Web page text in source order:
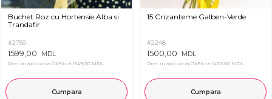
Buchet Roz cu Hortensie Alba si
Trandafir
#2750
1599,00 MDL
Pret in aplicatia OkFlora 1549,00 MDL
Cumpara
15 Crizanteme Galben-Verde
#2248
1500,00 MDL
Pret in aplicatia OkFlora 1470,00 MDL
Cumpara